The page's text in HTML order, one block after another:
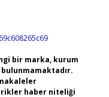
bir marka, kurum
haber niteliği